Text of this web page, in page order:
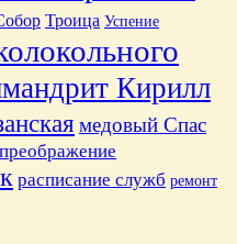
Троица Успение
Кирилл
медовый Спас
преображение
расписание служб ремонт